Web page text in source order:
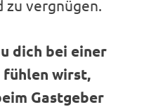
zu vergnügen.
dich bei einer
wirst,
Gastgeber